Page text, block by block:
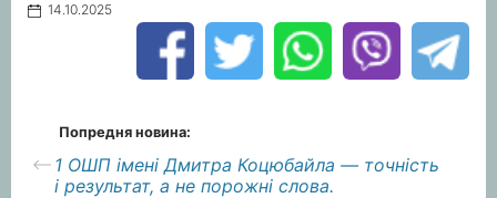
14.10.2025
Попредня новина:
1 ОШП імені Дмитра Коцюбайла — точність
і результат, а не порожні слова.